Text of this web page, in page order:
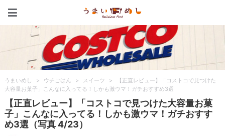
うまいめし > ウチごはん > スイーツ >
【正直レビュー】「コストコで見つけた
大容量お菓子」こんなに入ってる！しかも激ウマ！ガチおすすめ3選
【正直レビュー】「コストコで見つけた大容量お菓
子」こんなに入ってる！しかも激ウマ！ガチおすす
め3選（写真 4/23）